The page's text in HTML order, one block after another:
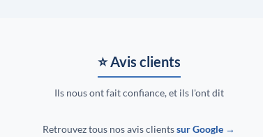
⭐ Avis clients
Ils nous ont fait confiance, et ils l'ont dit
Retrouvez tous nos avis clientssur Google →